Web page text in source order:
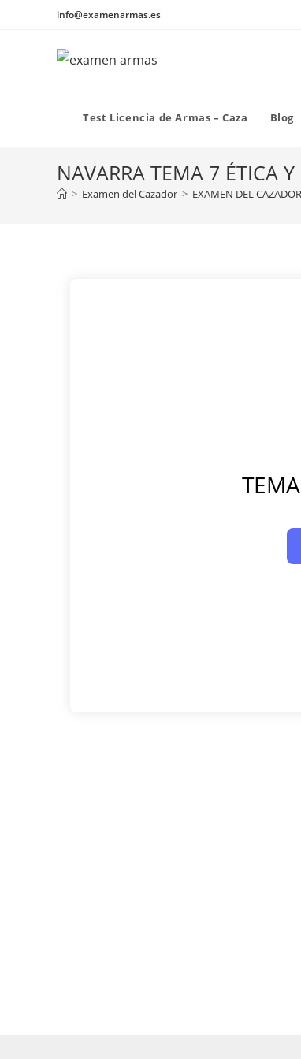
info@examenarmas.es
Test Licencia de Armas – Caza Blog
NAVARRA TEMA 7 ÉTICA
> Examen del Cazador > EXAMEN DEL